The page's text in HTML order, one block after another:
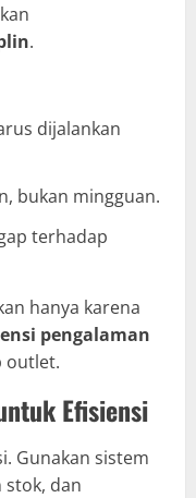
.
dijalankan
bukan mingguan.
terhadap
hanya karena
pengalaman
outlet.
Efisiensi
Gunakan sistem
stok, dan